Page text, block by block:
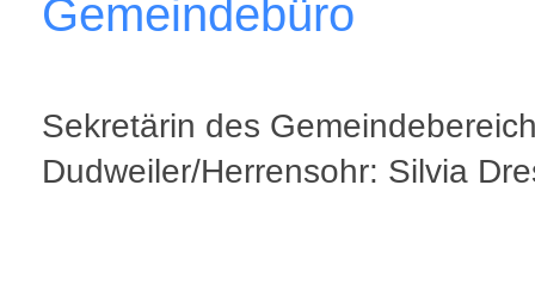
Gemeindebüro
Sekretärin des
Dudweiler/Herrensohr: Silvia